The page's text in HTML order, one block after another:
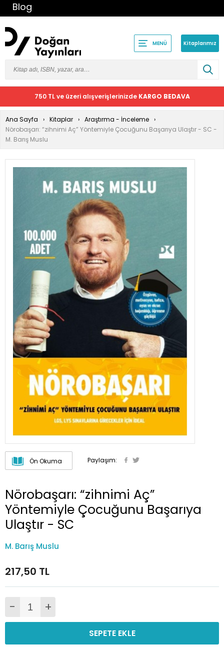
Blog
MENÜ Kitaplarımız
750 TL ve üzeri alışverişlerinizde KARGO BEDAVA
Ana Sayfa Kitaplar
Araştırma - İnceleme
Nörobaşarı: “zihnimi Aç” Yöntemiyle Çocuğunu Başarıya Ulaştır - SC -
M. Barış Muslu
Ön Okuma Paylaşım:
Nörobaşarı: “zihnimi Aç”
Yöntemiyle Çocuğunu Başarıya
Ulaştır - SC
M. Barış Muslu
217,50 TL
- +
SEPETE EKLE